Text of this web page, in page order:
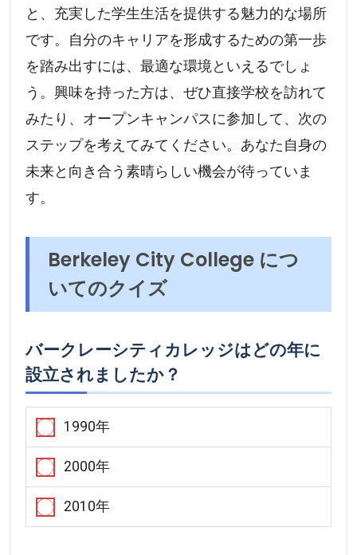
と、充実した学生生活を提供する魅力的な場所
です。自分のキャリアを形成するための第一歩
を踏み出すには、最適な環境といえるでしょ
う。興味を持った方は、ぜひ直接学校を訪れて
みたり、オープンキャンパスに参加して、次の
ステップを考えてみてください。あなた自身の
未来と向き合う素晴らしい機会が待っていま
す。
Berkeley City College につ
いてのクイズ
バークレーシティカレッジはどの年に
設立されましたか？
1990年
2000年
2010年